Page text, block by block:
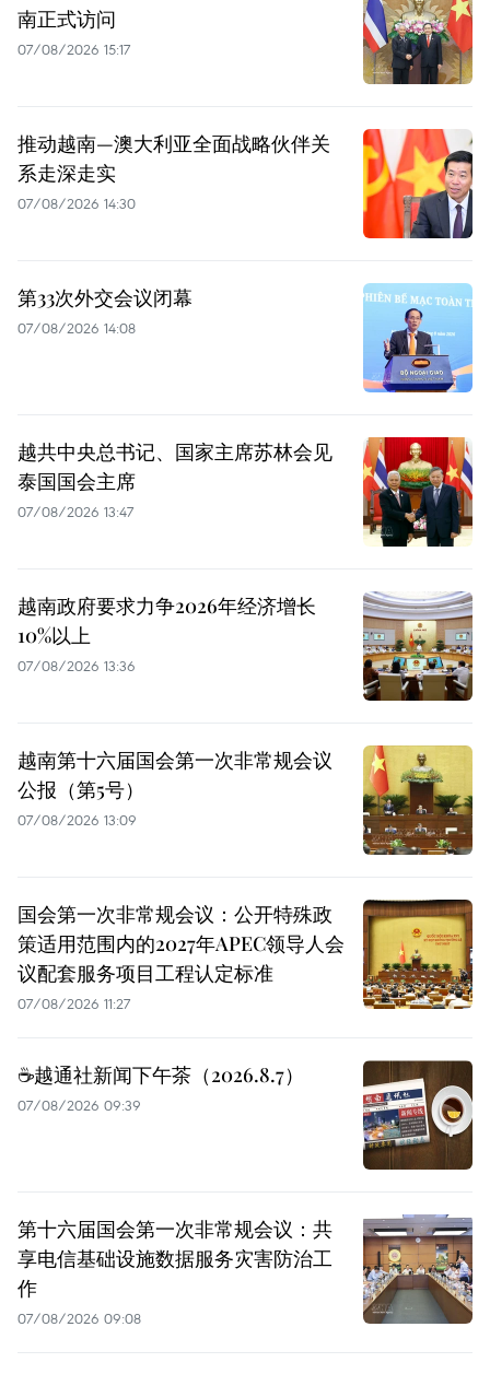
南正式访问
07/08/2026 15:17
推动越南—澳大利亚全面战略伙伴关
系走深走实
07/08/2026 14:30
第33次外交会议闭幕
07/08/2026 14:08
越共中央总书记、国家主席苏林会见
泰国国会主席
07/08/2026 13:47
越南政府要求力争2026年经济增长
10%以上
07/08/2026 13:36
越南第十六届国会第一次非常规会议
公报（第5号）
07/08/2026 13:09
国会第一次非常规会议：公开特殊政
策适用范围内的2027年APEC领导人会
议配套服务项目工程认定标准
07/08/2026 11:27
☕️越通社新闻下午茶（2026.8.7）
07/08/2026 09:39
第十六届国会第一次非常规会议：共
享电信基础设施数据服务灾害防治工
作
07/08/2026 09:08